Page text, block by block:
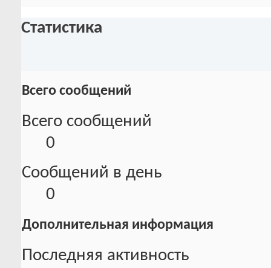
Статистика
Всего сообщений
Всего сообщений
0
Сообщений в день
0
Дополнительная информация
Последняя активность